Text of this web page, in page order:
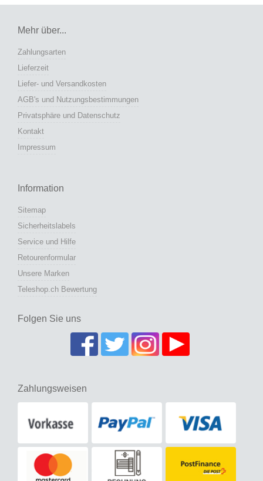
Mehr über...
Zahlungsarten
Lieferzeit
Liefer- und Versandkosten
AGB's und Nutzungsbestimmungen
Privatsphäre und Datenschutz
Kontakt
Impressum
Information
Sitemap
Sicherheitslabels
Service und Hilfe
Retourenformular
Unsere Marken
Teleshop.ch Bewertung
Folgen Sie uns
Zahlungsweisen